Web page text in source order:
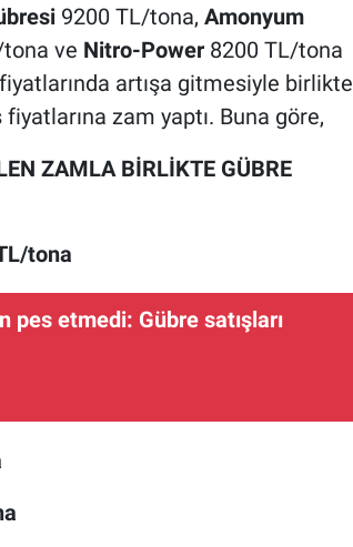
9200 TL/tona, Amonyum
ve Nitro-Power8200 TL/tona
artışa gitmesiyle birlikte
zam yaptı. Buna göre,
ZAMLA BİRLİKTE GÜBRE
tona
pes etmedi: Gübre satışları